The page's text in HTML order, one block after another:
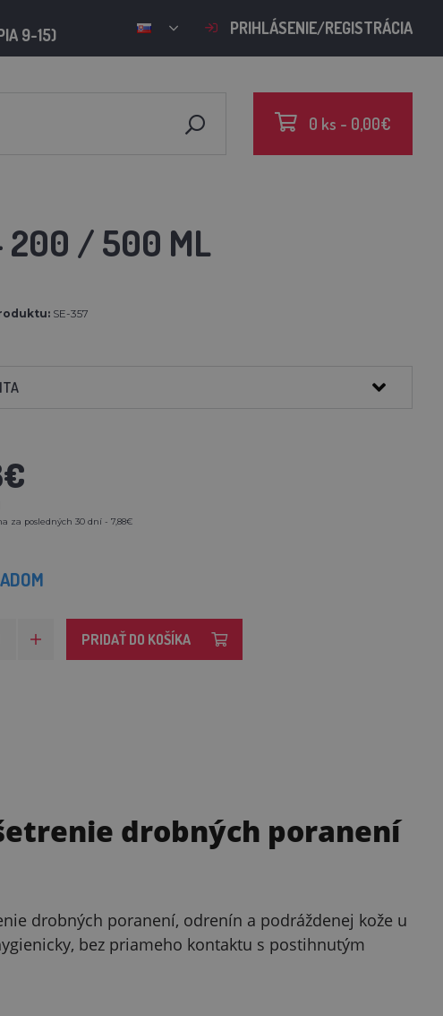
9-15) PRIHLÁSENIE/REGISTRÁCIA
0 ks - 0,00€
200 / 500 ML
SE-357
za posledných 30 dní - 7,88€
PRIDAŤ DO KOŠÍKA
drobných poranení
drobných poranení, odrenín a podráždenej kože u
bez priameho kontaktu s postihnutým